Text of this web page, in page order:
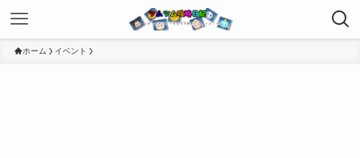
ホーム イベント